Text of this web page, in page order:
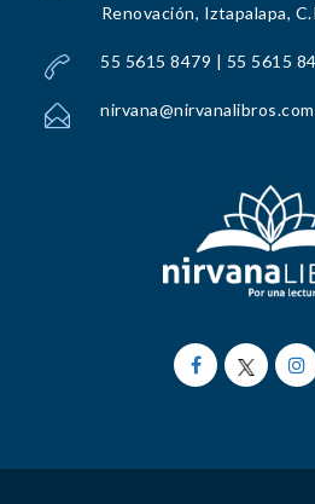
Renovación, Iztapalapa,
55 5615 8479 | 55 5615